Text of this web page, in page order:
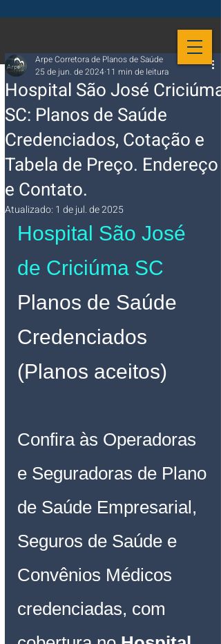
Hospital São José Criciúma
SC: Planos de Saúde
Credenciados, Cotação e
Tabela de Preço. Endereço
e Contato.
Arpe Corretora de Planos de Saúde
25 de jun. de 2024 11 min de leitura
Atualizado: 1 de jul. de 2025
Hospital São José
de Criciúma SC
Planos de Saúde
Credenciados
(Planos aceitos)
Confira às Operadoras
e Seguradoras de Plano
de Saúde Empresarial,
Seguros de Saúde e
Convênios Médicos
credenciadas, com